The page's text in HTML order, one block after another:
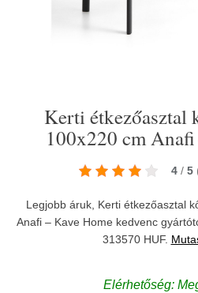
Kerti étkezőasztal
100x220 cm
4 / 5
Legjobb áruk, Kerti étkezőasztal
Anafi – Kave Home kedvenc
313570 HUF.
Elérhetőség: